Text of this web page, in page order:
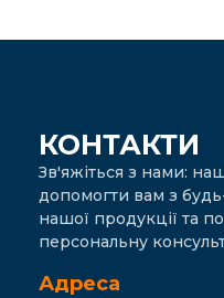
КОНТАКТИ
Зв'яжіться з нами:
допомогти вам з
нашої продукції та
персональну
Адреса